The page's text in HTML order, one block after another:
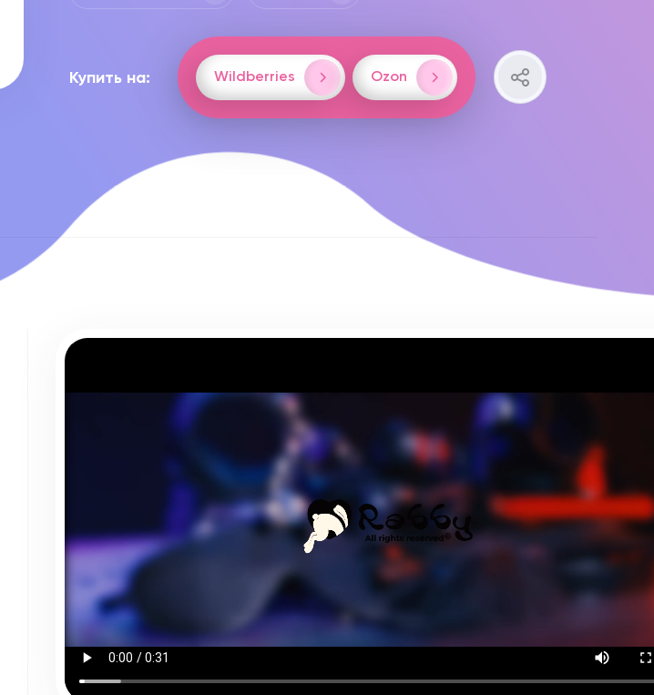
Купить на: Wildberries Ozon